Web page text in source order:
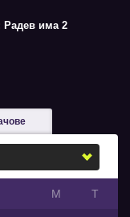
Радев има 2
М Т